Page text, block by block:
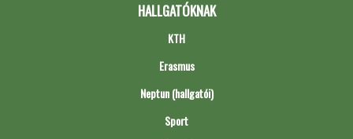
HALLGATÓKNAK
KTH
Erasmus
Neptun (hallgatói)
Sport